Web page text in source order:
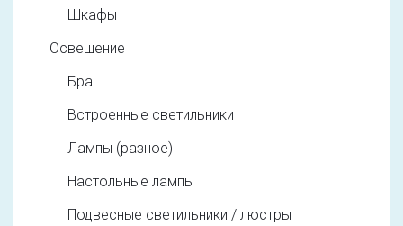
Шкафы
Освещение
Бра
Встроенные светильники
Лампы (разное)
Настольные лампы
Подвесные светильники / люстры